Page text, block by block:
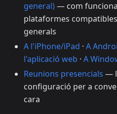
general)— com
plataformes
generals
A l'iPhone/iPad · A
l'aplicació web · A
Reunions presencials —
configuració per a
cara